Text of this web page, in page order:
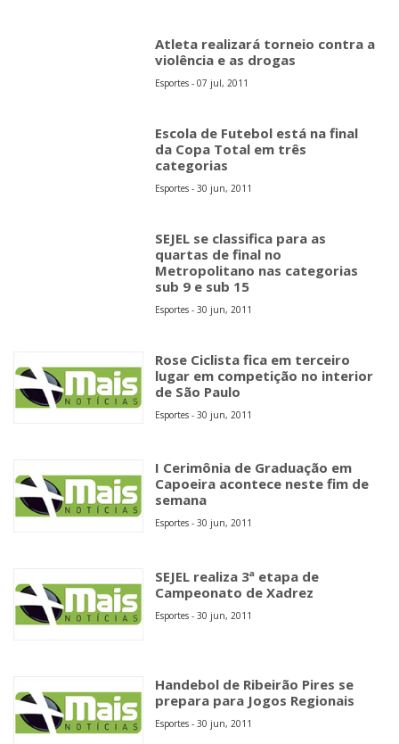
Atleta realizará torneio contra a
violência e as drogas
Esportes - 07 jul, 2011
Escola de Futebol está na final
da Copa Total em três
categorias
Esportes - 30 jun, 2011
SEJEL se classifica para as
quartas de final no
Metropolitano nas categorias
sub 9 e sub 15
Esportes - 30 jun, 2011
Rose Ciclista fica em terceiro
lugar em competição no interior
de São Paulo
Esportes - 30 jun, 2011
I Cerimônia de Graduação em
Capoeira acontece neste fim de
semana
Esportes - 30 jun, 2011
SEJEL realiza 3ª etapa de
Campeonato de Xadrez
Esportes - 30 jun, 2011
Handebol de Ribeirão Pires se
prepara para Jogos Regionais
Esportes - 30 jun, 2011